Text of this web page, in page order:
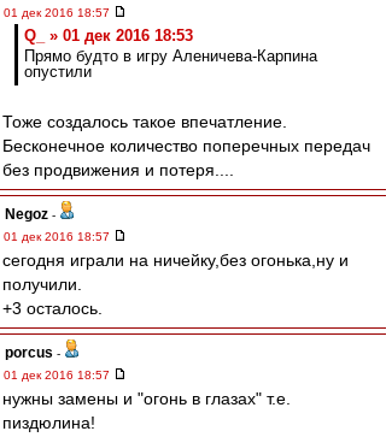
01 дек 2016 18:57
Q_ » 01 дек 2016 18:53
Прямо будто в игру Аленичева-Карпина
опустили
Тоже создалось такое впечатление.
Бесконечное количество поперечных передач
без продвижения и потеря....
Negoz -
01 дек 2016 18:57
сегодня играли на ничейку,без огонька,ну и
получили.
+3 осталось.
porcus -
01 дек 2016 18:57
нужны замены и "огонь в глазах" т.е.
пиздюлина!